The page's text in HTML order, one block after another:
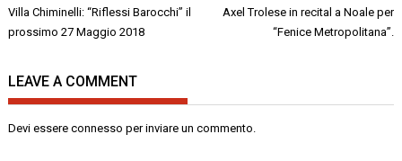
Navigazione
articoli
Villa Chiminelli: “Riflessi Barocchi” il
prossimo 27 Maggio 2018
Axel Trolese in recital a Noale per
“Fenice Metropolitana”.
LEAVE A COMMENT
Devi essereconnesso per inviare un commento.